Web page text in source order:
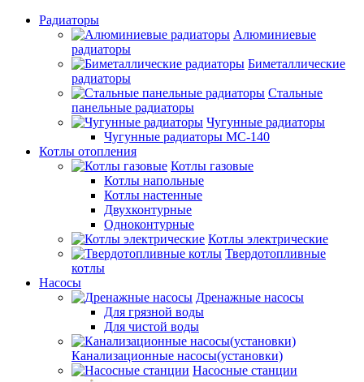
Радиаторы
Алюминиевые
радиаторы
Биметаллические
радиаторы
Стальные
панельные радиаторы
Чугунные радиаторы
Чугунные радиаторы МС-140
Котлы отопления
Котлы газовые
Котлы напольные
Котлы настенные
Двухконтурные
Одноконтурные
Котлы электрические
Твердотопливные
котлы
Насосы
Дренажные насосы
Для грязной воды
Для чистой воды
Канализационные насосы(установки)
Насосные станции